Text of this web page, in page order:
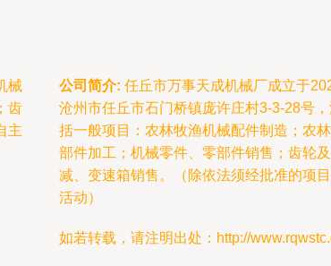
械
齿
主
公司简介: 任丘市万事天成机械厂成立于
沧州市任丘市石门桥镇庞许庄村3-3-28号
括一般项目：农林牧渔机械配件制造；农
部件加工；机械零件、零部件销售；齿轮
减、变速箱销售。（除依法须经批准的项
活动）
如若转载，请注明出处：http://